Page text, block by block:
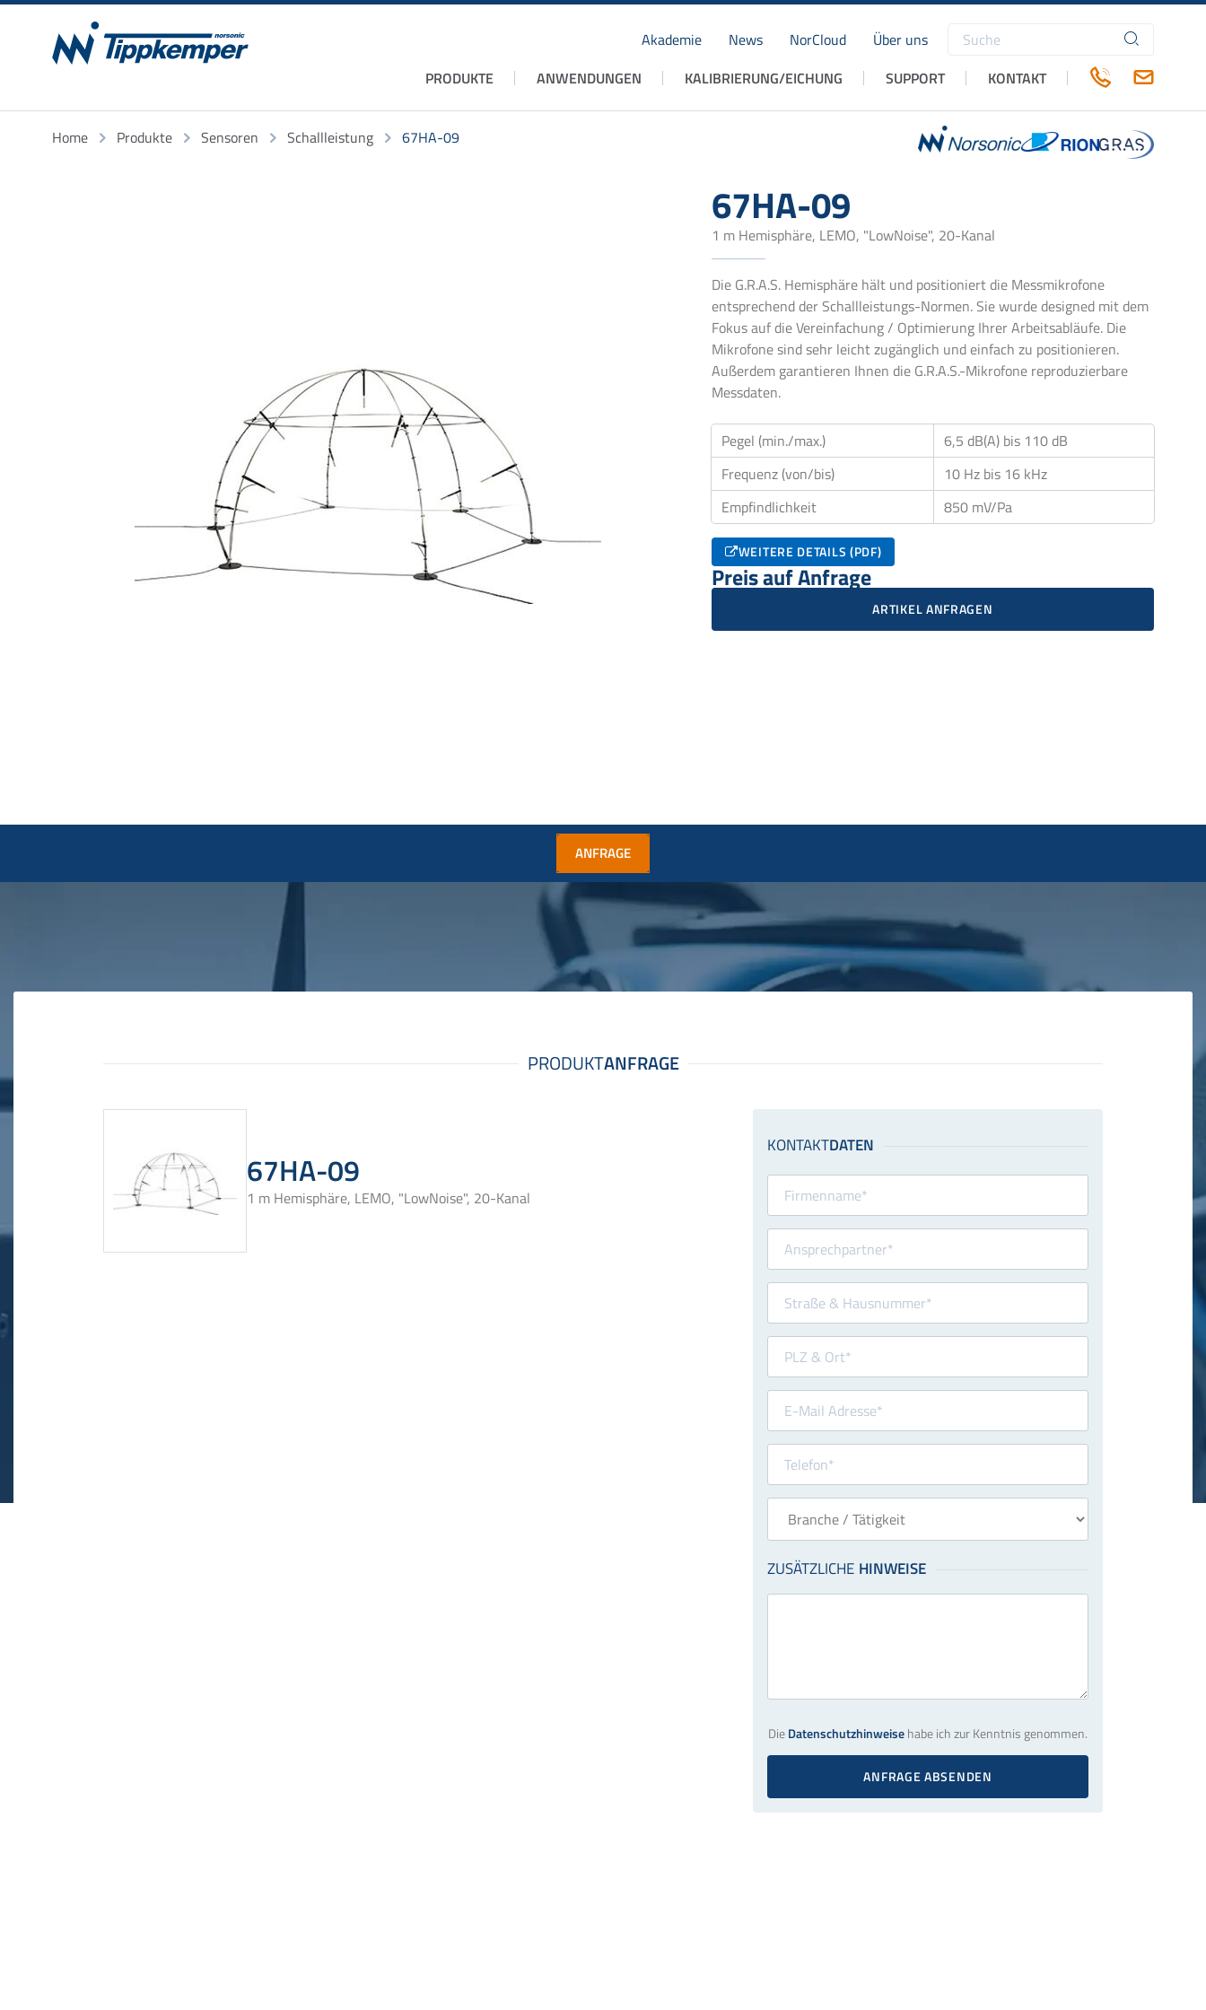
Akademie News NorCloud Über uns
Suchbegriffe
Navigation
PRODUKTE ANWENDUNGEN KALIBRIERUNG/EICHUNG SUPPORT KONTAKT
Home Produkte Sensoren Schallleistung 67HA-09
67HA-09
1 m Hemisphäre, LEMO, "LowNoise", 20-Kanal
Die G.R.A.S. Hemisphäre hält und positioniert die Messmikrofone
entsprechend der Schallleistungs-Normen. Sie wurde designed mit dem
Fokus auf die Vereinfachung / Optimierung Ihrer Arbeitsabläufe. Die
Mikrofone sind sehr leicht zugänglich und einfach zu positionieren.
Außerdem garantieren Ihnen die G.R.A.S.-Mikrofone reproduzierbare
Messdaten.
Pegel (min./max.)
6,5 dB(A) bis 110 dB
Frequenz (von/bis)
10 Hz bis 16 kHz
Empfindlichkeit
850 mV/Pa
WEITERE DETAILS (PDF)
Preis auf Anfrage
ARTIKEL ANFRAGEN
ANFRAGE
67HA-09
1 m Hemisphäre, LEMO, "LowNoise", 20-Kanal
DieDatenschutzhinweisehabe ich zur Kenntnis genommen.
ANFRAGE ABSENDEN